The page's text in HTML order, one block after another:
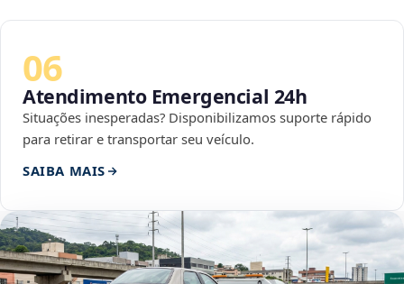
06
Atendimento Emergencial 24h
Situações inesperadas? Disponibilizamos suporte rápido
para retirar e transportar seu veículo.
SAIBA MAIS